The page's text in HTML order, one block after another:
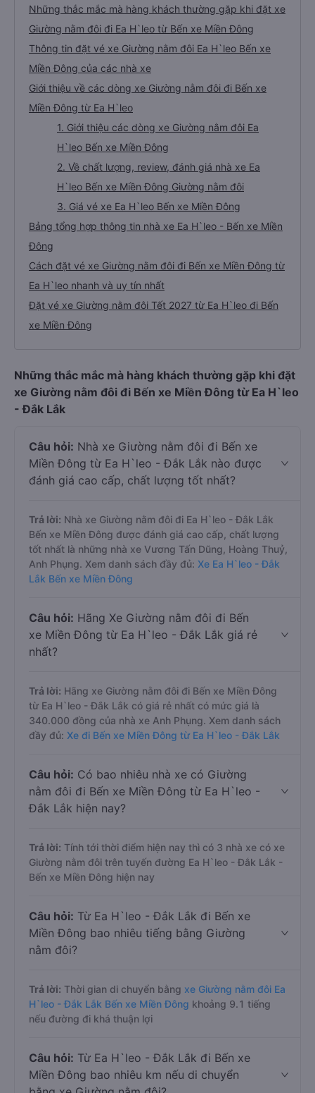
Những thắc mắc mà hàng khách thường gặp khi đặt xe
Giường nằm đôi đi Ea H`leo từ Bến xe Miền Đông
Thông tin đặt vé xe Giường nằm đôi Ea H`leo Bến xe
Miền Đông của các nhà xe
Giới thiệu về các dòng xe Giường nằm đôi đi Bến xe
Miền Đông từ Ea H`leo
1. Giới thiệu các dòng xe Giường nằm đôi Ea
H`leo Bến xe Miền Đông
2. Về chất lượng, review, đánh giá nhà xe Ea
H`leo Bến xe Miền Đông Giường nằm đôi
3. Giá vé xe Ea H`leo Bến xe Miền Đông
Bảng tổng hợp thông tin nhà xe Ea H`leo - Bến xe Miền
Đông
Cách đặt vé xe Giường nằm đôi đi Bến xe Miền Đông từ
Ea H`leo nhanh và uy tín nhất
Đặt vé xe Giường nằm đôi Tết 2027 từ Ea H`leo đi Bến
xe Miền Đông
Những thắc mắc mà hàng khách thường gặp khi đặt
xe Giường nằm đôi đi Bến xe Miền Đông từ Ea H`leo
- Đắk Lắk
Câu hỏi: Nhà xe Giường nằm đôi đi Bến xe
Miền Đông từ Ea H`leo - Đắk Lắk nào được
đánh giá cao cấp, chất lượng tốt nhất?
Trả lời: Nhà xe Giường nằm đôi đi Ea H`leo - Đắk Lắk
Bến xe Miền Đông được đánh giá cao cấp, chất lượng
tốt nhất là những nhà xe Vương Tấn Dũng, Hoàng Thuỷ,
Anh Phụng. Xem danh sách đầy đủ: Xe Ea H`leo - Đắk
Lắk Bến xe Miền Đông
Câu hỏi: Hãng Xe Giường nằm đôi đi Bến
xe Miền Đông từ Ea H`leo - Đắk Lắk giá rẻ
nhất?
Trả lời: Hãng xe Giường nằm đôi đi Bến xe Miền Đông
từ Ea H`leo - Đắk Lắk có giá rẻ nhất có mức giá là
340.000 đồng của nhà xe Anh Phụng. Xem danh sách
đầy đủ: Xe đi Bến xe Miền Đông từ Ea H`leo - Đắk Lắk
Câu hỏi: Có bao nhiêu nhà xe có Giường
nằm đôi đi Bến xe Miền Đông từ Ea H`leo -
Đắk Lắk hiện nay?
Trả lời: Tính tới thời điểm hiện nay thì có 3 nhà xe có xe
Giường nằm đôi trên tuyến đường Ea H`leo - Đắk Lắk -
Bến xe Miền Đông hiện nay
Câu hỏi: Từ Ea H`leo - Đắk Lắk đi Bến xe
Miền Đông bao nhiêu tiếng bằng Giường
nằm đôi?
Trả lời: Thời gian di chuyển bằng xe Giường nằm đôi Ea
H`leo - Đắk Lắk Bến xe Miền Đông khoảng 9.1 tiếng
nếu đường đi khá thuận lợi
Câu hỏi: Từ Ea H`leo - Đắk Lắk đi Bến xe
Miền Đông bao nhiêu km nếu di chuyển